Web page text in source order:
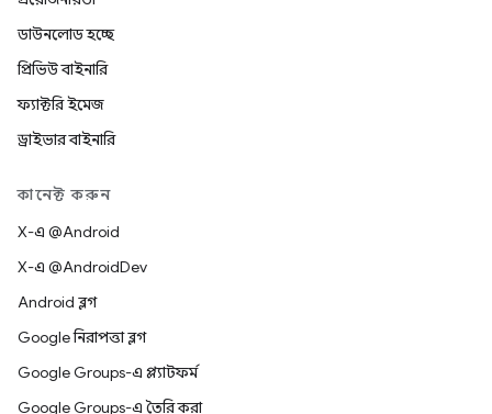
ডাউনলোড হচ্ছে
প্রিভিউ বাইনারি
ফ্যাক্টরি ইমেজ
ড্রাইভার বাইনারি
কানেক্ট করুন
X-এ @Android
X-এ @AndroidDev
Android ব্লগ
Google নিরাপত্তা ব্লগ
Google Groups-এ প্ল্যাটফর্ম
Google Groups-এ তৈরি করা